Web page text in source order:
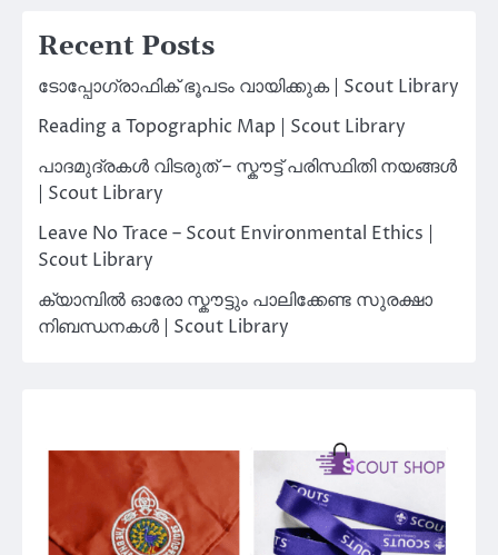
Recent Posts
ടോപ്പോഗ്രാഫിക് ഭൂപടം വായിക്കുക | Scout Library
Reading a Topographic Map | Scout Library
പാദമുദ്രകൾ വിടരുത് – സ്കൗട്ട് പരിസ്ഥിതി നയങ്ങൾ
| Scout Library
Leave No Trace – Scout Environmental Ethics |
Scout Library
ക്യാമ്പിൽ ഓരോ സ്കൗട്ടും പാലിക്കേണ്ട സുരക്ഷാ
നിബന്ധനകൾ | Scout Library